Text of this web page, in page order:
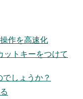
作を高速化
トキーをつけて
しょうか？